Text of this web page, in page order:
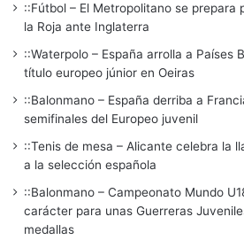
::Fútbol – El Metropolitano se prepara
la Roja ante Inglaterra
::Waterpolo – España arrolla a Países
título europeo júnior en Oeiras
::Balonmano – España derriba a
semifinales del Europeo juvenil
::Tenis de mesa – Alicante celebra la
a la selección española
::Balonmano – Campeonato Mundo
carácter para unas Guerreras
medallas